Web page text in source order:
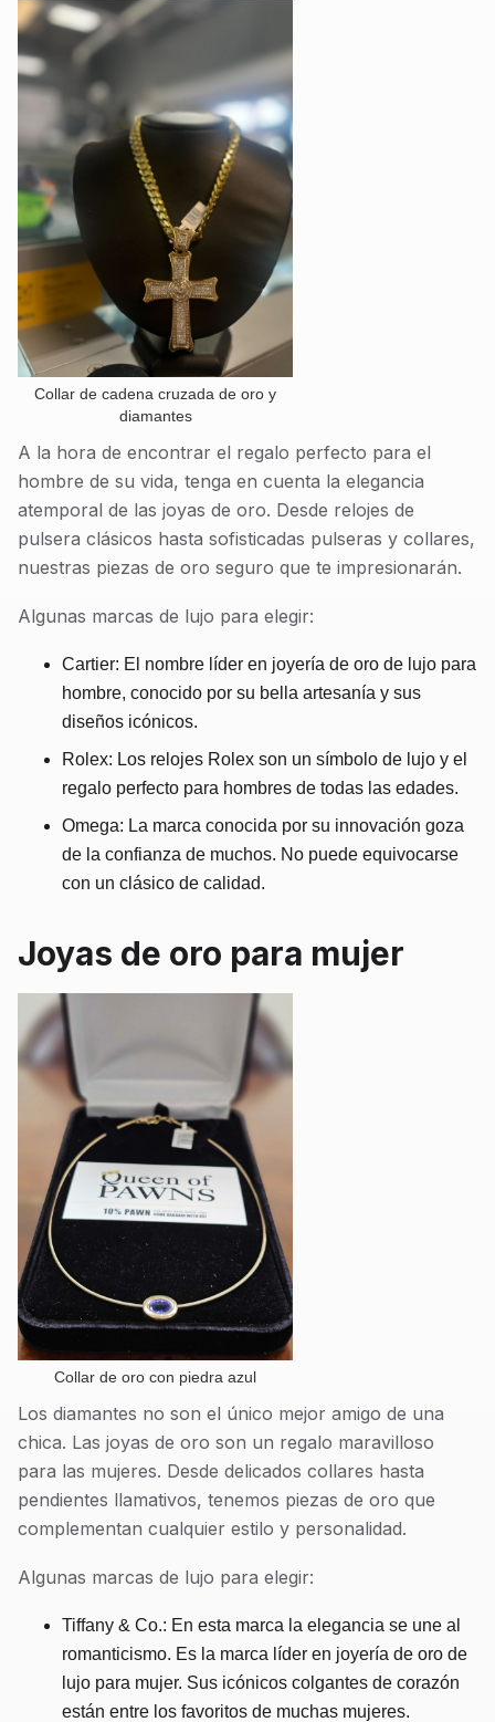
Collar de cadena cruzada de oro y
diamantes
A la hora de encontrar el regalo perfecto para el
hombre de su vida, tenga en cuenta la elegancia
atemporal de las joyas de oro. Desde relojes de
pulsera clásicos hasta sofisticadas pulseras y collares,
nuestras piezas de oro seguro que te impresionarán.
Algunas marcas de lujo para elegir:
Cartier: El nombre líder en joyería de oro de lujo para
hombre, conocido por su bella artesanía y sus
diseños icónicos.
Rolex: Los relojes Rolex son un símbolo de lujo y el
regalo perfecto para hombres de todas las edades.
Omega: La marca conocida por su innovación goza
de la confianza de muchos. No puede equivocarse
con un clásico de calidad.
Joyas de oro para mujer
Collar de oro con piedra azul
Los diamantes no son el único mejor amigo de una
chica. Las joyas de oro son un regalo maravilloso
para las mujeres. Desde delicados collares hasta
pendientes llamativos, tenemos piezas de oro que
complementan cualquier estilo y personalidad.
Algunas marcas de lujo para elegir:
Tiffany & Co.: En esta marca la elegancia se une al
romanticismo. Es la marca líder en joyería de oro de
lujo para mujer. Sus icónicos colgantes de corazón
están entre los favoritos de muchas mujeres.